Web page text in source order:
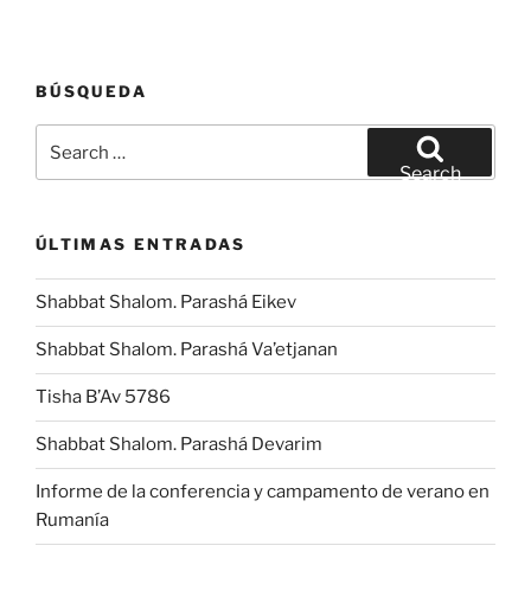
BÚSQUEDA
for:
Search
ÚLTIMAS ENTRADAS
Shabbat Shalom. Parashá Eikev
Shabbat Shalom. Parashá Va’etjanan
Tisha B’Av 5786
Shabbat Shalom. Parashá Devarim
Informe de la conferencia y campamento de verano en
Rumanía